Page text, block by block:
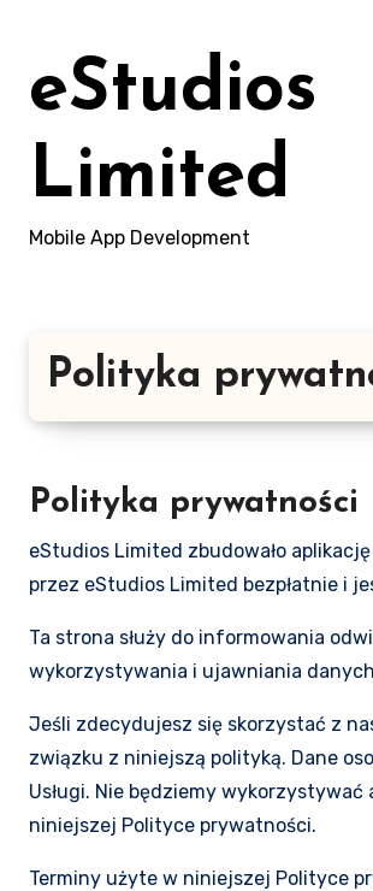
contenteStudios
Limited
Mobile App Development
Polityka
Polityka prywatności
eStudios Limited zbudowało
przez eStudios Limited bezpłatnie i
Ta strona służy do informowania
wykorzystywania i ujawniania
Jeśli zdecydujesz się skorzystać z
związku z niniejszą polityką. Dane
Usługi. Nie będziemy
niniejszej Polityce prywatności.
Terminy użyte w niniejszej Polityce